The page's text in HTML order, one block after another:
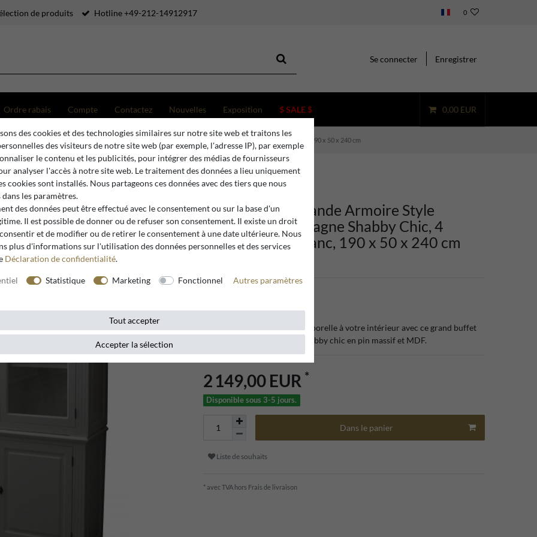
de produits Hotline +49-212-14912917 0
Se connecter Enregistrer
Ordre rabais Compte Contactez Nouvelles Exposition $ SALE $ 0,00 EUR
Casa Padrino Grande Armoire Style Maison de Campagne Shabby Chic, 4 Portes, Buffet Blanc, 190 x 50 x 240 cm
Casa Padrino
Casa Padrino Grande Armoire Style
Maison de Campagne Shabby Chic, 4
Portes, Buffet Blanc, 190 x 50 x 240 cm
Apportez une élégance intemporelle à votre intérieur avec ce grand buffet
style maison de campagne shabby chic en pin massif et MDF.
2 149,00 EUR *
Disponible sous 3-5 jours.
Dans le panier
Liste de souhaits
* avec TVA hors Frais de livraison
des cookies et des technologies similaires sur notre site web et traitons les
des visiteurs de notre site web (par exemple, l'adresse IP), par exemple
le contenu et les publicités, pour intégrer des médias de fournisseurs
analyser l'accès à notre site web. Le traitement des données a lieu uniquement
cookies sont installés. Nous partageons ces données avec des tiers que nous
les paramètres.
des données peut être effectué avec le consentement ou sur la base d'un
Il est possible de donner ou de refuser son consentement. Il existe un droit
et de modifier ou de retirer le consentement à une date ultérieure. Nous
plus d'informations sur l'utilisation des données personnelles et des services
Déclaration de confidentialité.
Statistique Marketing Fonctionnel Autres paramètres
Tout accepter
Accepter la sélection